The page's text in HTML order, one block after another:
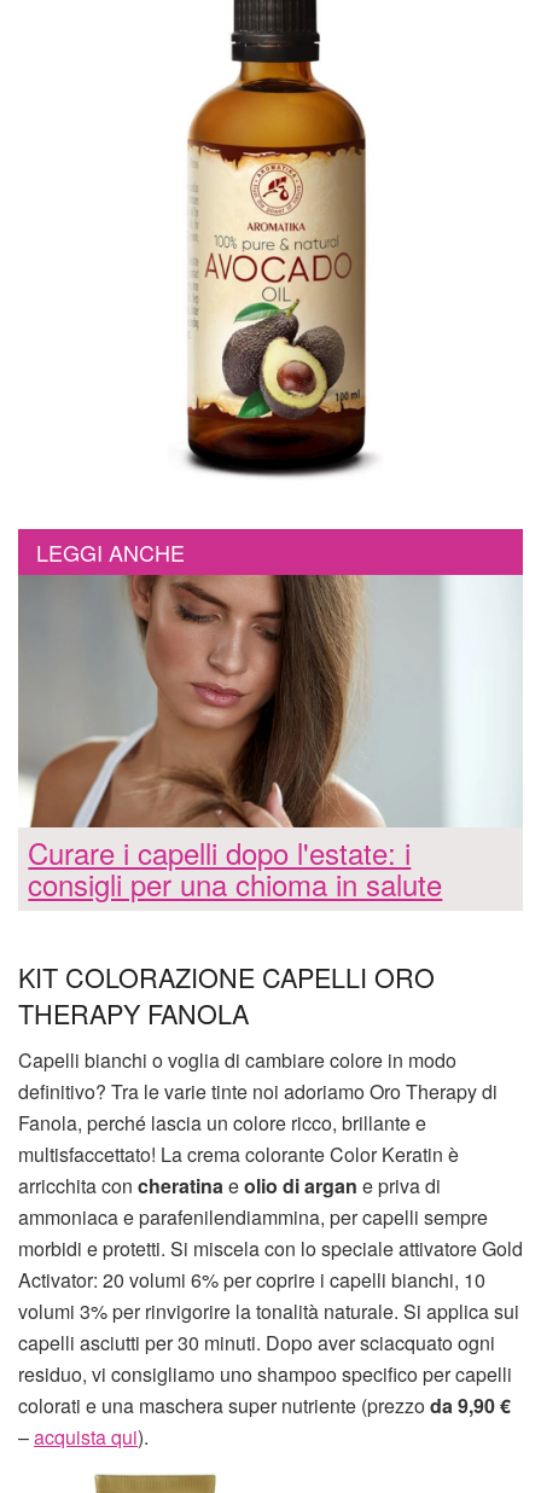
LEGGI ANCHE
Curare i capelli dopo l'estate: i
consigli per una chioma in salute
KIT COLORAZIONE CAPELLI ORO
THERAPY FANOLA
Capelli bianchi o voglia di cambiare colore in modo
definitivo? Tra le varie tinte noi adoriamo Oro Therapy di
Fanola, perché lascia un colore ricco, brillante e
multisfaccettato! La crema colorante Color Keratin è
arricchita con cheratina eolio di argan e priva di
ammoniaca e parafenilendiammina, per capelli sempre
morbidi e protetti. Si miscela con lo speciale attivatore Gold
Activator: 20 volumi 6% per coprire i capelli bianchi, 10
volumi 3% per rinvigorire la tonalità naturale. Si applica sui
capelli asciutti per 30 minuti. Dopo aver sciacquato ogni
residuo, vi consigliamo uno shampoo specifico per capelli
colorati e una maschera super nutriente (prezzoda 9,90 €
–acquista qui).